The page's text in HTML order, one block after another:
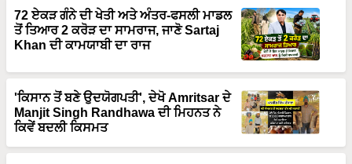
72 ਏਕੜ ਗੰਨੇ ਦੀ ਖੇਤੀ ਅਤੇ ਅੰਤਰ-ਫਸਲੀ ਮਾਡਲ
ਤੋਂ ਤਿਆਰ 2 ਕਰੋੜ ਦਾ ਸਾਮਰਾਜ, ਜਾਣੋ Sartaj
Khan ਦੀ ਕਾਮਯਾਬੀ ਦਾ ਰਾਜ
'ਕਿਸਾਨ ਤੋਂ ਬਣੇ ਉਦਯੋਗਪਤੀ', ਦੇਖੋ Amritsar ਦੇ
Manjit Singh Randhawa ਦੀ ਮਿਹਨਤ ਨੇ
ਕਿਵੇਂ ਬਦਲੀ ਕਿਸਮਤ